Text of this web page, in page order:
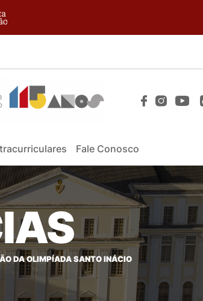
Fale Conosco
DA OLIMPÍADA SANTO INÁCIO